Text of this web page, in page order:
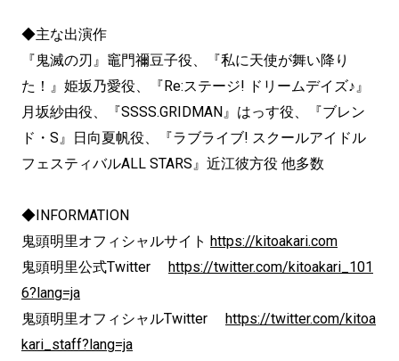
◆主な出演作
『鬼滅の刃』竈門禰豆子役、『私に天使が舞い降り
た！』姫坂乃愛役、『Re:ステージ! ドリームデイズ♪』
月坂紗由役、『SSSS.GRIDMAN』はっす役、『ブレン
ド・S』日向夏帆役、『ラブライブ! スクールアイドル
フェスティバルALL STARS』近江彼方役 他多数
◆INFORMATION
鬼頭明里オフィシャルサイト https://kitoakari.com
鬼頭明里公式Twitter https://twitter.com/kitoakari_101
6?lang=ja
鬼頭明里オフィシャルTwitter https://twitter.com/kitoa
kari_staff?lang=ja